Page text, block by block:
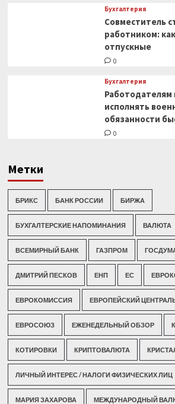
Бухгалтерия
Совместитель
работником:
отпускные
0
Бухгалтерия
Работодателям
исполнять
обязанности
0
Метки
БРИКС БАНК РОССИИ БИРЖА
БУХГАЛТЕРСКИЕ НАПОМИНАНИЯ ВАЛЮТА
ВСЕМИРНЫЙ БАНК ГАЗПРОМ
ДМИТРИЙ ПЕСКОВ ЕНП ЕС
ЕВРОКОМИССИЯ ЕВРОПЕЙСКИЙ
ЕВРОСОЮЗ ЕЖЕНЕДЕЛЬНЫЙ ОБЗОР
КОТИРОВКИ КРИПТОВАЛЮТА
ЛИЧНЫЙ ИНТЕРЕС / НАЛОГИ ФИЗИЧЕСКИХ ЛИЦ
МАРИЯ ЗАХАРОВА МЕЖДУНАРОДНЫЙ